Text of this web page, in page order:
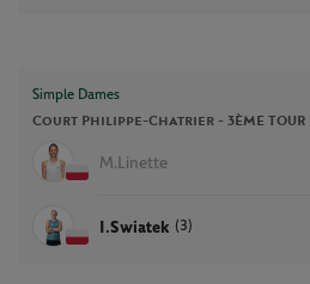
Simple Dames
Court Philippe-Chatrier - 3ÈME TOUR
M.Linette
I.Swiatek (3)